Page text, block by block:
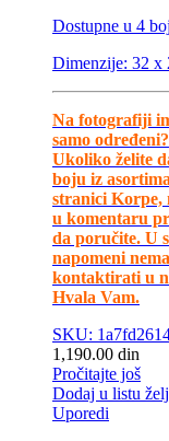
Dostupne u 4
Dimenzije: 32 x
Na fotografiji
samo određeni?
Ukoliko želite
boju iz
stranici Korpe,
u komentaru
da poručite. U
napomeni
kontaktirati u
Hvala Vam.
SKU:
1,190.00 din
Pročitajte još
Dodaj u listu
Uporedi